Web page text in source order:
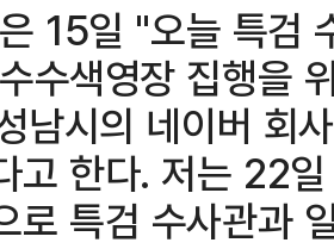
15일 "오늘 특검
수색영장 집행을
남시의 네이버 회
고 한다. 저는 22
로 특검 수사관과